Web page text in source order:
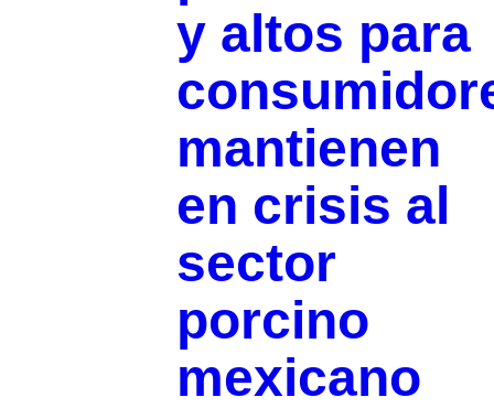
y altos para
mantienen
en crisis al
sector
porcino
mexicano